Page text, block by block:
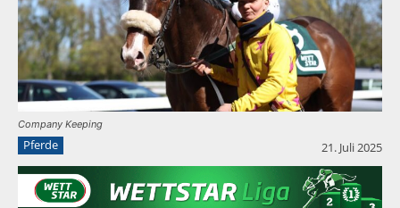
Company Keeping
Pferde 21. Juli 2025